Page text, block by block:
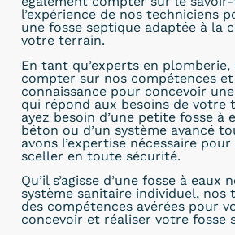
l’expérience de nos techniciens
une fosse septique adaptée à la
votre terrain.
En tant qu’experts en
compter sur nos compétences
connaissance pour concevoir
qui répond aux besoins de votre
ayez besoin d’une petite fosse à
béton ou d’un système avancé
avons l’expertise nécessaire
sceller en toute sécurité.
Qu’il s’agisse d’une fosse à eaux
système sanitaire individuel, nos
des compétences avérées pour
concevoir et réaliser votre fosse